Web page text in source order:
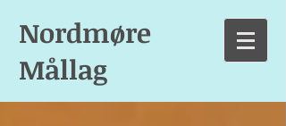
Nordmøre
Mållag